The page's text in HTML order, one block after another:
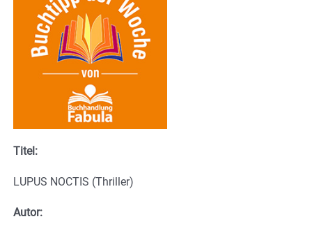
Titel:
LUPUS NOCTIS (Thriller)
Autor: